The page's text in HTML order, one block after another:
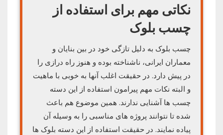
نکاتی مهم برای استفاده از
چسب بلوک
چسب بلوک به دلیل تازگی خود در بین بنایان و
معماران ایرانی، ناشناخته بوده و هنوز راه درازی را
در پیش دارد. در حقیقت اغلب آنها به خوبی با ماهیت
و البته نکات مهم پیرامون استفاده از این دسته
چسب ها آشنایی ندارند. همین موضوع هم باعث
شده تا نتوانند پروژه های مناسبی را به وسیله آن
پیاده نمایند. در حقیقت استفاده از این دسته بلوک ها